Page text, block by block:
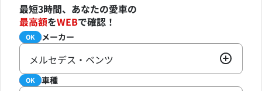
最短3時間、あなたの愛車の
最高額をWEBで確認！
必須 メーカー
OK
メルセデス・ベンツ
必須 車種
OK